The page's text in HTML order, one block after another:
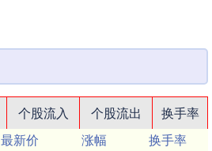
个股流入 个股流出
换手率
最新价 涨幅
换手率